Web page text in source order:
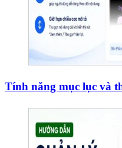
Tính năng mục lục và